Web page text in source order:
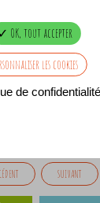
où nous
de Gendarme.
plus, n'hésitez pas
de-jeune-a-cette-
SUIVANT
OK, tout accepter
les cookies
de confidentialité